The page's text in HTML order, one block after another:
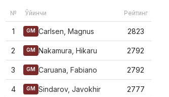
№ Ўйинчи Рейтинг
1 GM Carlsen, Magnus 2823
2 GM Nakamura, Hikaru 2792
3 GM Caruana, Fabiano 2792
4 GM Sindarov, Javokhir 2777